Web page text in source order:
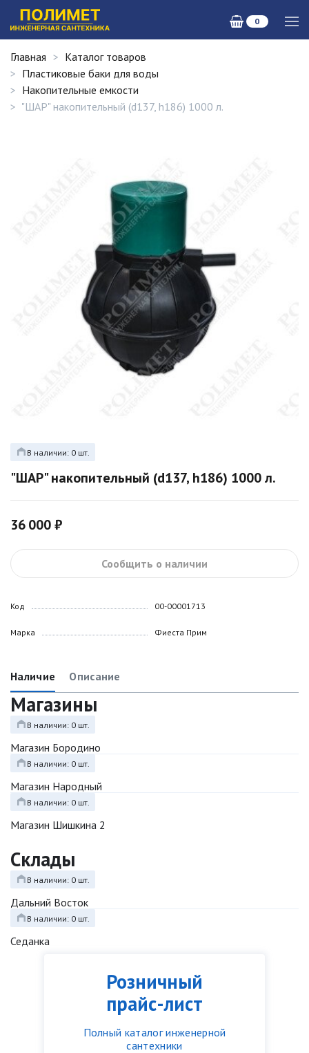
0
Розничный
прайс-лист
Полный каталог инженерной
сантехники
Главная
Каталог товаров
Пластиковые баки для воды
Накопительные емкости
"ШАР" накопительный (d137, h186) 1000 л.
В наличии: 0 шт.
"ШАР" накопительный (d137, h186) 1000 л.
36 000 ₽
Сообщить о наличии
Код
Марка
00-00001713
Фиеста Прим
Наличие Описание
Магазины
В наличии: 0 шт.
Магазин Бородино
В наличии: 0 шт.
Магазин Народный
В наличии: 0 шт.
Магазин Шишкина 2
Склады
В наличии: 0 шт.
Дальний Восток
В наличии: 0 шт.
Седанка